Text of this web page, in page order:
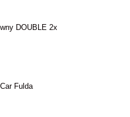
DOUBLE 2x
Fulda